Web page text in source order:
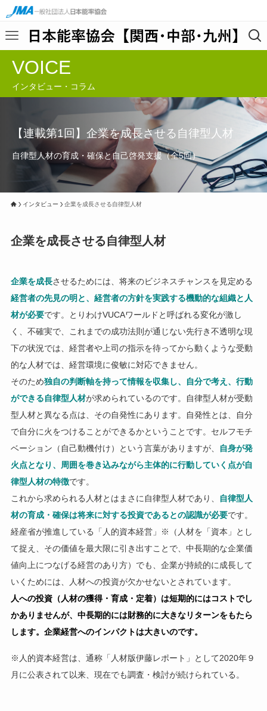
VOICE
インタビュー・コラム
【連載第1回】企業を成長させる自律型人材
自律型人材の育成・確保と自己啓発支援（全5回）
インタビュー 企業を成長させる自律型人材
企業を成長させる自律型人材
企業を成長させるためには、将来のビジネスチャンスを見定める
経営者の先見の明と、経営者の方針を実践する機動的な組織と人
材が必要です。とりわけVUCAワールドと呼ばれる変化が激し
く、不確実で、これまでの成功法則が通じない先行き不透明な現
下の状況では、経営者や上司の指示を待ってから動くような受動
的な人材では、経営環境に俊敏に対応できません。
そのため独自の判断軸を持って情報を収集し、自分で考え、行動
ができる自律型人材が求められているのです。自律型人材が受動
型人材と異なる点は、その自発性にあります。自発性とは、自分
で自分に火をつけることができるかということです。セルフモチ
ベーション（自己動機付け）という言葉がありますが、
自身が発
火点となり、周囲を巻き込みながら主体的に行動していく点が自
律型人材の特徴です。
これから求められる人材とはまさに自律型人材であり、
自律型人
材の育成・確保は将来に対する投資であるとの認識が必要です。
経産省が推進している「人的資本経営」※（人材を「資本」とし
て捉え、その価値を最大限に引き出すことで、中長期的な企業価
値向上につなげる経営のあり方）でも、企業が持続的に成長して
いくためには、人材への投資が欠かせないとされています。
人への投資（人材の獲得・育成・定着）は短期的にはコストでし
かありませんが、中長期的には財務的に大きなリターンをもたら
します。企業経営へのインパクトは大きいのです。
※人的資本経営は、通称「人材版伊藤レポート」として2020年９
月に公表されて以来、現在でも調査・検討が続けられている。